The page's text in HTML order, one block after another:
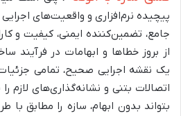
پیچیده نرم‌افزاری و واقعیت‌های
جامع، تضمین‌کننده ایمنی، کیفیت و
از بروز خطاها و ابهامات در فرآیند
یک نقشه اجرایی صحیح، تمامی جزئیات
اتصالات بتنی و نشانه‌گذاری‌های لازم
بتواند بدون ابهام، سازه را مطابق